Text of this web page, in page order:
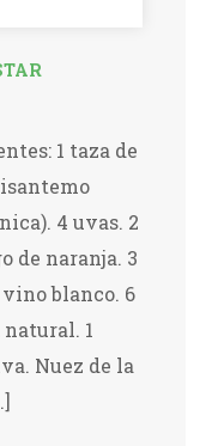
1 taza de
4 uvas. 2
de naranja. 3
blanco. 6
1
Nuez de la